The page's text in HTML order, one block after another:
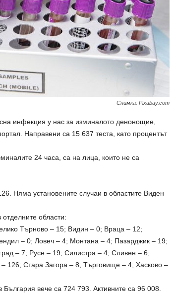
Снимка: Рixabay.com
инфекция у нас за изминалото денонощие,
Направени са 15 637 теста, като процентът
24 часа, са на лица, които не са
Няма установените случаи в областите Виден
области:
Търново – 15; Видин – 0; Враца – 12;
– 0; Ловеч – 4; Монтана – 4; Пазарджик – 19;
– 7; Русе – 19; Силистра – 4; Сливен – 6;
Стара Загора – 8; Търговище – 4; Хасково –
вече са 724 793. Активните са 96 008.